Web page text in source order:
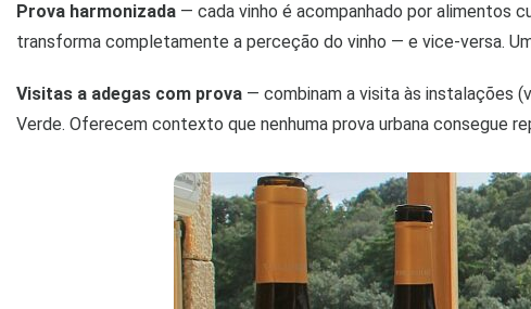
Prova harmonizada — cada vinho é acompanhado por alimentos
transforma completamente a perceção do vinho — e vice-versa.
Visitas a adegas com prova — combinam a visita às instalações
Verde. Oferecem contexto que nenhuma prova urbana consegue